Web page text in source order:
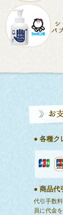
● 各種ク
● 商品代
代引手数
員に代金